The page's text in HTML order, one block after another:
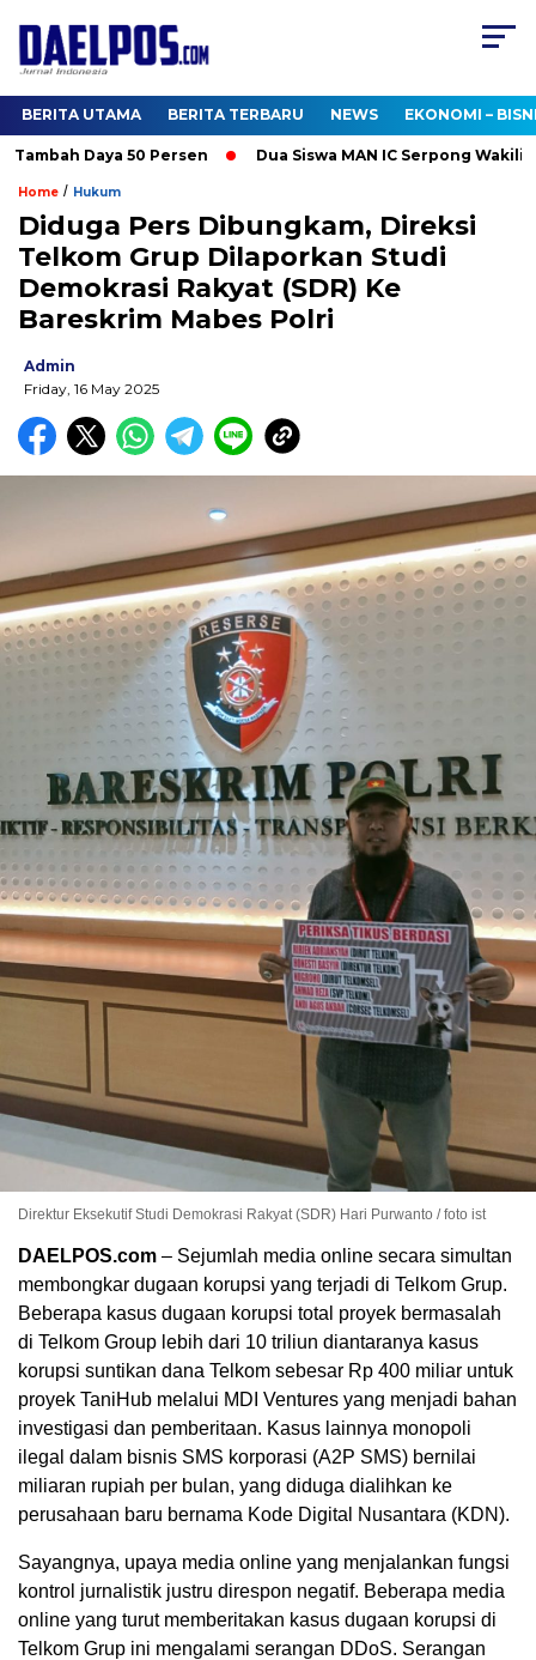
BERITA UTAMA BERITA TERBARU NEWS EKONOMI –
Daya 50 Persen Dua Siswa MAN IC Serpong Wakili RI
Home / Hukum
Diduga Pers Dibungkam, Direksi
Telkom Grup Dilaporkan Studi
Demokrasi Rakyat (SDR) Ke
Bareskrim Mabes Polri
Admin
Friday, 16 May 2025
Direktur Eksekutif Studi Demokrasi Rakyat (SDR) Hari Purwanto / foto ist
DAELPOS.com – Sejumlah media online secara simultan
membongkar dugaan korupsi yang terjadi di Telkom Grup.
Beberapa kasus dugaan korupsi total proyek bermasalah
di Telkom Group lebih dari 10 triliun diantaranya kasus
korupsi suntikan dana Telkom sebesar Rp 400 miliar untuk
proyek TaniHub melalui MDI Ventures yang menjadi bahan
investigasi dan pemberitaan. Kasus lainnya monopoli
ilegal dalam bisnis SMS korporasi (A2P SMS) bernilai
miliaran rupiah per bulan, yang diduga dialihkan ke
perusahaan baru bernama Kode Digital Nusantara (KDN).
Sayangnya, upaya media online yang menjalankan fungsi
kontrol jurnalistik justru direspon negatif. Beberapa media
online yang turut memberitakan kasus dugaan korupsi di
Telkom Grup ini mengalami serangan DDoS. Serangan